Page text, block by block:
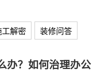
工解密 装修问答
办？如何治理办公